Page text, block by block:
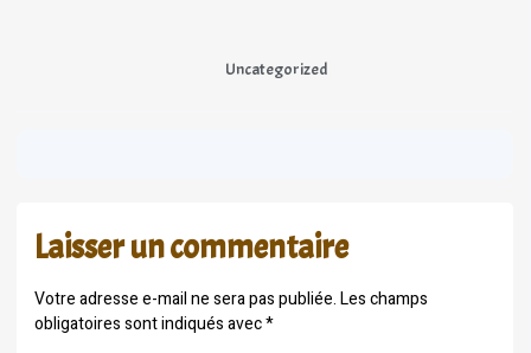
Uncategorized
Laisser un commentaire
Votre adresse e-mail ne sera pas publiée.Les champs
obligatoires sont indiqués avec*